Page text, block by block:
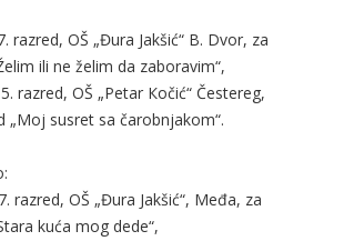
razred, OŠ „Đura Jakšić“ B. Dvor, za
ili ne želim da zaboravim“,
5. razred, OŠ „Petar Кočić“ Čestereg,
„Moj susret sa čarobnjakom“.
razred, OŠ „Đura Jakšić“, Međa, za
kuća mog dede“,